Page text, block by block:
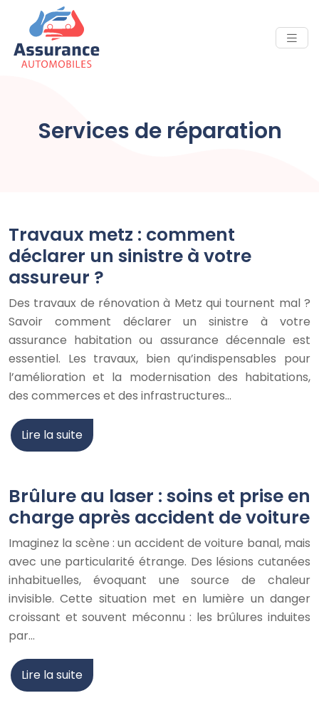
Services de réparation
Travaux metz : comment
déclarer un sinistre à votre
assureur ?
Des travaux de rénovation à Metz qui tournent mal ?
Savoir comment déclarer un sinistre à votre
assurance habitation ou assurance décennale est
essentiel. Les travaux, bien qu’indispensables pour
l’amélioration et la modernisation des habitations,
des commerces et des infrastructures…
Lire la suite
Brûlure au laser : soins et prise en
charge après accident de voiture
Imaginez la scène : un accident de voiture banal, mais
avec une particularité étrange. Des lésions cutanées
inhabituelles, évoquant une source de chaleur
invisible. Cette situation met en lumière un danger
croissant et souvent méconnu : les brûlures induites
par…
Lire la suite